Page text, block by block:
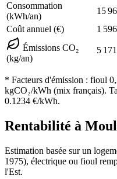
Consommation
(kWh/an)
15
Coût annuel (€)
1 596
Émissions CO₂
(kg/an)
5 171
* Facteurs d'émission : fioul
kgCO₂/kWh (mix français).
0.1234 €/kWh.
Rentabilité à
Estimation basée sur un
1975), électrique ou fioul
l'Est.